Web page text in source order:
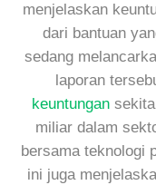
menjelaskan
dari bantuan
sedang
laporan
keuntungan
miliar dalam
bersama teknologi
ini juga